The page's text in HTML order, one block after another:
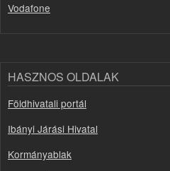
Vodafone
HASZNOS OLDALAK
Földhivatali portál
Ibányi Járási Hivatal
Kormányablak